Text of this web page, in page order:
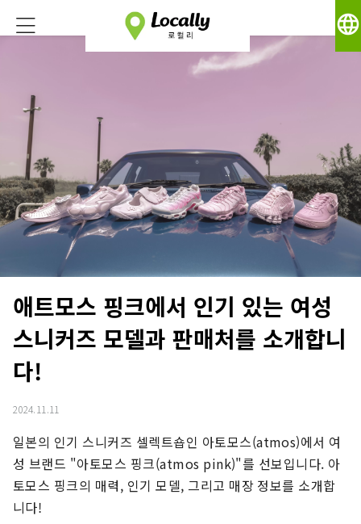
language
애트모스 핑크에서 인기 있는 여성
스니커즈 모델과 판매처를 소개합니
다!
2024.11.11
일본의 인기 스니커즈 셀렉트숍인 아토모스(atmos)에서 여
성 브랜드 "아토모스 핑크(atmos pink)"를 선보입니다. 아
토모스 핑크의 매력, 인기 모델, 그리고 매장 정보를 소개합
니다!